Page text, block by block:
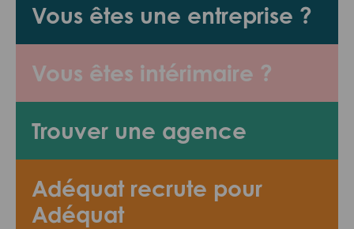
Vous êtes une entreprise ?
Vous êtes intérimaire ?
Trouver une agence
Adéquat recrute pour
Adéquat